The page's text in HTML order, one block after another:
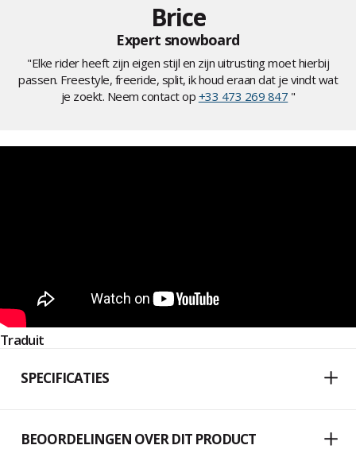
Brice
Expert snowboard
"Elke rider heeft zijn eigen stijl en zijn uitrusting moet hierbij
passen. Freestyle, freeride, split, ik houd eraan dat je vindt wat
je zoekt. Neem contact op +33 473 269 847 "
Traduit
SPECIFICATIES
BEOORDELINGEN OVER DIT PRODUCT